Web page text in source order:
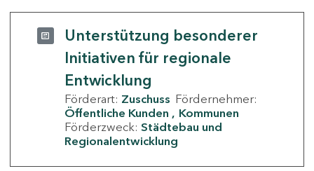
Unterstützung besonderer
Initiativen für regionale
Entwicklung
Förderart: Zuschuss Fördernehmer:
Öffentliche Kunden
Kommunen
Förderzweck: Städtebau und
Regionalentwicklung